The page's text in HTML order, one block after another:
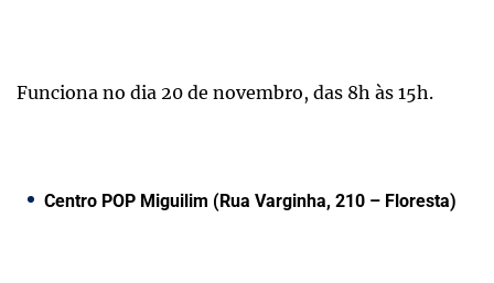
Funciona no dia 20 de novembro, das 8h às 15h.
Centro POP Miguilim (Rua Varginha, 210 – Floresta)